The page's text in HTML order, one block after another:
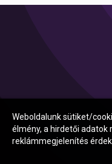
Weboldalunk sütiket/
élmény, a hirdetői
reklámmegjelenítés